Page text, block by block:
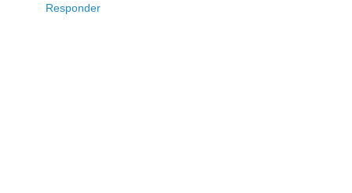
Responder